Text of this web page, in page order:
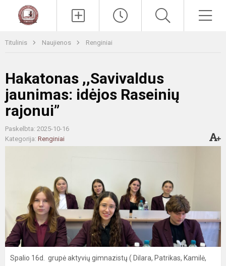
Titulinis Naujienos Renginiai
Hakatonas ,,Savivaldus
jaunimas: idėjos Raseinių
rajonui”
Paskelbta: 2025-10-16
Kategorija: Renginiai
Spalio 16d. grupė aktyvių gimnazistų ( Dilara, Patrikas, Kamilė,